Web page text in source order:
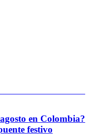
en Colombia?
festivo